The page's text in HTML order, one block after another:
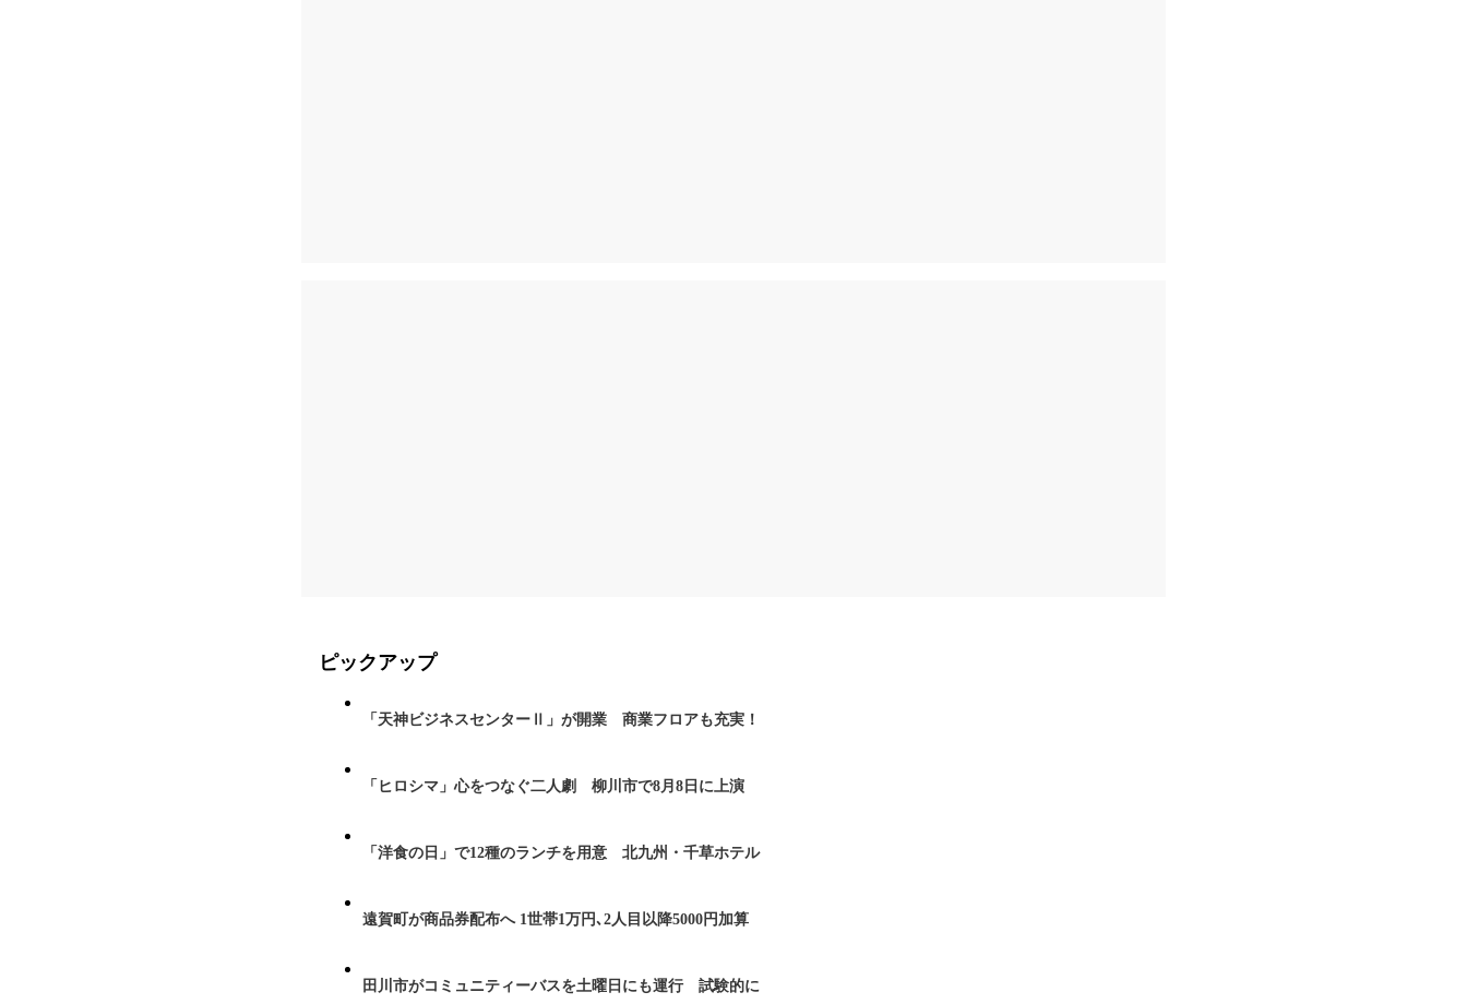
ピックアップ
「天神ビジネスセンターⅡ」が開業 商業フロアも充実！
「ヒロシマ」心をつなぐ二人劇 柳川市で8月8日に上演
「洋食の日」で12種のランチを用意 北九州・千草ホテル
遠賀町が商品券配布へ 1世帯1万円､2人目以降5000円加算
田川市がコミュニティーバスを土曜日にも運行 試験的に